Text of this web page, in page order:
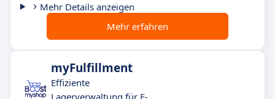
Mehr Details anzeigen
Mehr erfahren
myFulfillment
Effiziente
Lagerverwaltung für E-